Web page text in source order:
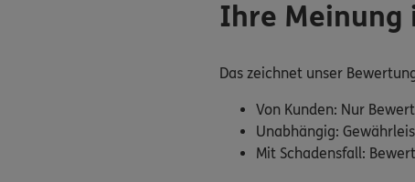
Ihre Meinung
Das zeichnet unser
Von Kunden: Nur
Unabhängig:
Mit Schadensfall: